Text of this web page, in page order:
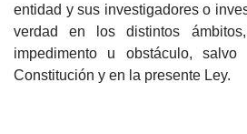
entidad y sus investigadores o
verdad en los distintos
impedimento u obstáculo,
Constitución y en la presente Ley.